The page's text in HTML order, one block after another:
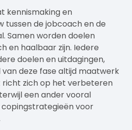
kennismaking en
tussen de jobcoach en de
Samen worden doelen
en haalbaar zijn. Iedere
doelen en uitdagingen,
deze fase altijd maatwerk
richt zich op het verbeteren
een ander vooral
voor